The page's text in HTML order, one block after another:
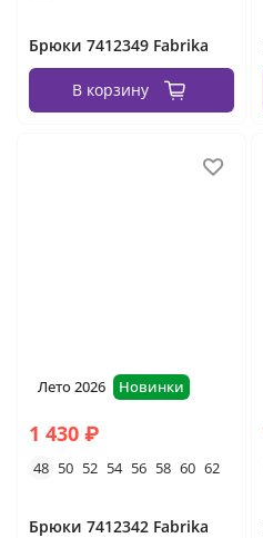
Брюки 7412349 Fabrika
В корзину
Лето 2026 Новинки
1 430 ₽
48 50 52 54 56 58 60 62
Брюки 7412342 Fabrika